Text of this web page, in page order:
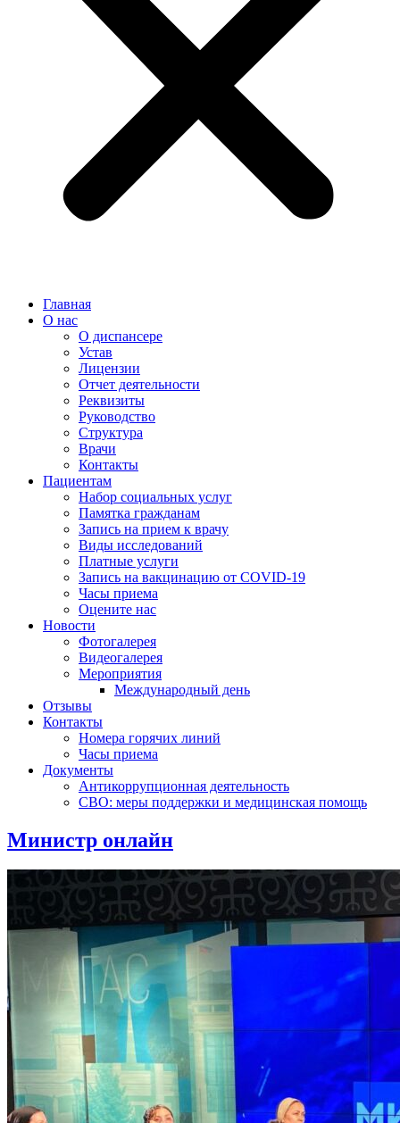
Главная
О нас
О диспансере
Устав
Лицензии
Отчет деятельности
Реквизиты
Руководство
Структура
Врачи
Контакты
Пациентам
Набор социальных услуг
Памятка гражданам
Запись на прием к врачу
Виды исследований
Платные услуги
Запись на вакцинацию от COVID-19
Часы приема
Оцените нас
Новости
Фотогалерея
Видеогалерея
Мероприятия
Международный день
Отзывы
Контакты
Номера горячих линий
Часы приема
Документы
Антикоррупционная деятельность
СВО: меры поддержки и медицинская помощь
Министр онлайн